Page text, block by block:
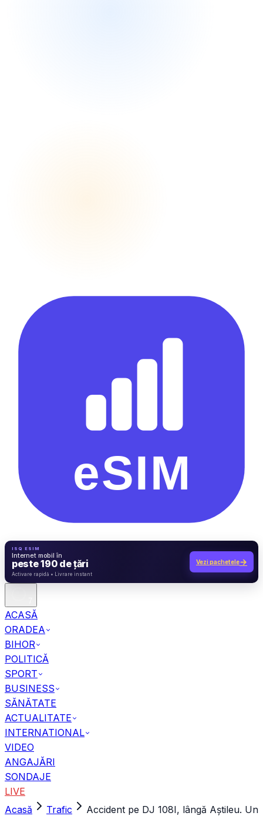
ISQ ESIM
Internet mobil în
peste 190 de țări Vezi pachetele→
ACASĂ
ORADEA
BIHOR
POLITICĂ
SPORT
BUSINESS
SĂNĂTATE
ACTUALITATE
INTERNATIONAL
VIDEO
ANGAJĂRI
SONDAJE
LIVE
Acasă
Trafic
Accident pe DJ 108I, lângă Aștileu. Un